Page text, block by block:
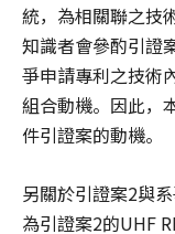
統，為相關聯之技
知識者會參酌引證
爭申請專利之技術
組合動機。因此，
件引證案的動機。
另關於引證案2與
為引證案2的UHF